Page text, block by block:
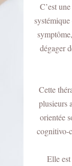
C’est
dégager
Cette
plusieurs
orientée
cognitivo-
Elle